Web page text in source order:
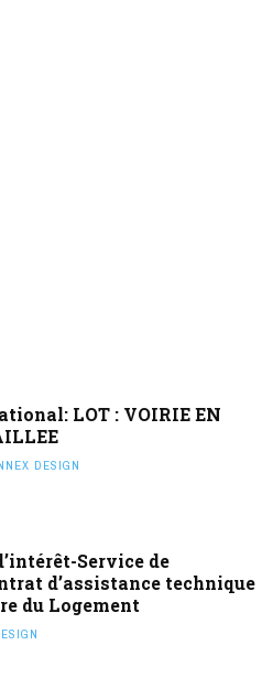
LOT : VOIRIE EN
DESIGN
Service de
d’assistance technique
du Logement